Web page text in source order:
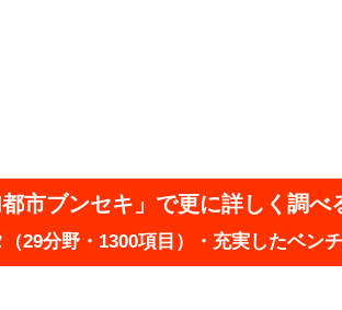
都市ブンセキ」で更に詳しく調べ
29分野・1300項目）・充実したベン